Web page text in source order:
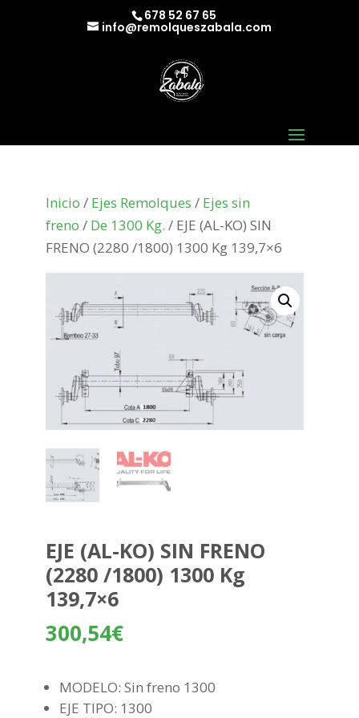
678 52 67 65
info@remolqueszabala.com
Inicio / Ejes Remolques / Ejes sin
freno / De 1300 Kg. / EJE (AL-KO) SIN
FRENO (2280 /1800) 1300 Kg 139,7×6
EJE (AL-KO) SIN FRENO
(2280 /1800) 1300 Kg
139,7×6
300,54€
MODELO: Sin freno 1300
EJE TIPO: 1300